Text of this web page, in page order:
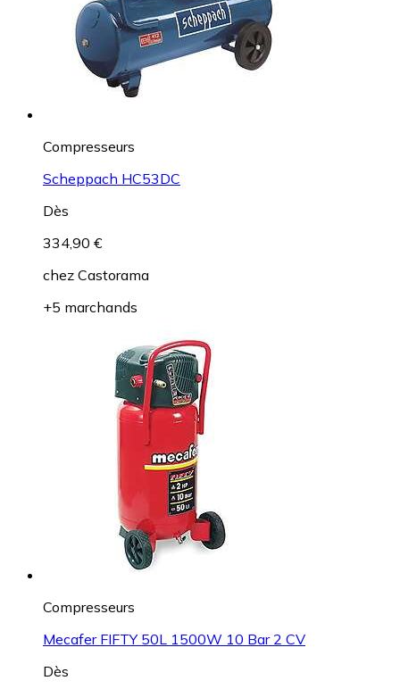
Compresseurs
Scheppach HC53DC
Dès
334,90 €
chez Castorama
+5 marchands
Compresseurs
Mecafer FIFTY 50L 1500W 10 Bar 2 CV
Dès